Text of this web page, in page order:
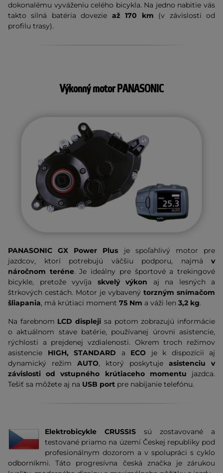
dokonalému vyváženiu celého bicykla. Na jedno nabitie vás
takto silná batéria dovezie až 170 km (v závislosti od
profilu trasy).
Výkonný motor PANASONIC
PANASONIC GX Power Plus je spoľahlivý motor pre
jazdcov, ktorí potrebujú väčšiu podporu, najmä v
náročnom teréne. Je ideálny pre športové a trekingové
bicykle, pretože vyvíja skvelý výkon aj na lesných a
štrkových cestách. Motor je vybavený torzným snímačom
šliapania, má krútiaci moment 75 Nm a váži len 3,2 kg.
Na farebnom LCD displeji sa potom zobrazujú informácie
o aktuálnom stave batérie, používanej úrovni asistencie,
rýchlosti a prejdenej vzdialenosti. Okrem troch režimov
asistencie HIGH, STANDARD a ECO je k dispozícii aj
dynamický režim AUTO, ktorý poskytuje asistenciu v
závislosti od vstupného krútiaceho momentu jazdca.
Tešiť sa môžete aj na USB port pre nabíjanie telefónu.
Elektrobicykle CRUSSIS sú zostavované a
testované priamo na území Českej republiky pod
profesionálnym dozorom a v spolupráci s cyklo
odborníkmi. Táto progresívna česká značka je zárukou